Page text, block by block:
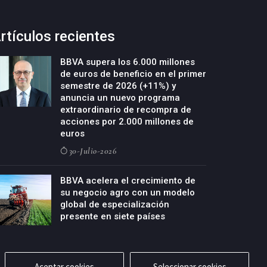
recientes
BBVA supera los 6.000 millones
de euros de beneficio en el primer
semestre de 2026 (+11%) y
anuncia un nuevo programa
extraordinario de recompra de
acciones por 2.000 millones de
euros
30-Julio-2026
BBVA acelera el crecimiento de
su negocio agro con un modelo
global de especialización
presente en siete países